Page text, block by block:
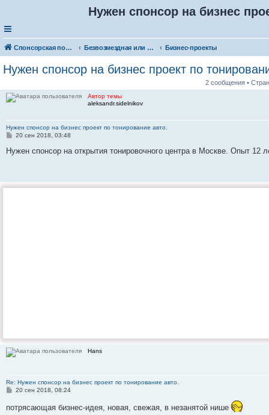
Нужен спонсор на бизнес
Спонсорская помощь. Разместите своё объявление в соответствующей рубрике Безвозмездная или условно-безвозмездная помощь Бизнес-проекты
Нужен спонсор на бизнес проект по
2 сообщения •
Автор темы
aleksandr.sidelnikov
Нужен спонсор на бизнес проект по тонирование авто.
С
о
б
20 сен 2018, 03:48
Нужен спонсор на открытия тонировочного центра в Москве. Опыт 12
Hans
Re: Нужен спонсор на бизнес проект по тонирование авто.
С
б
20 сен 2018, 08:24
потрясающая бизнес-идея, новая, свежая, в незанятой нише